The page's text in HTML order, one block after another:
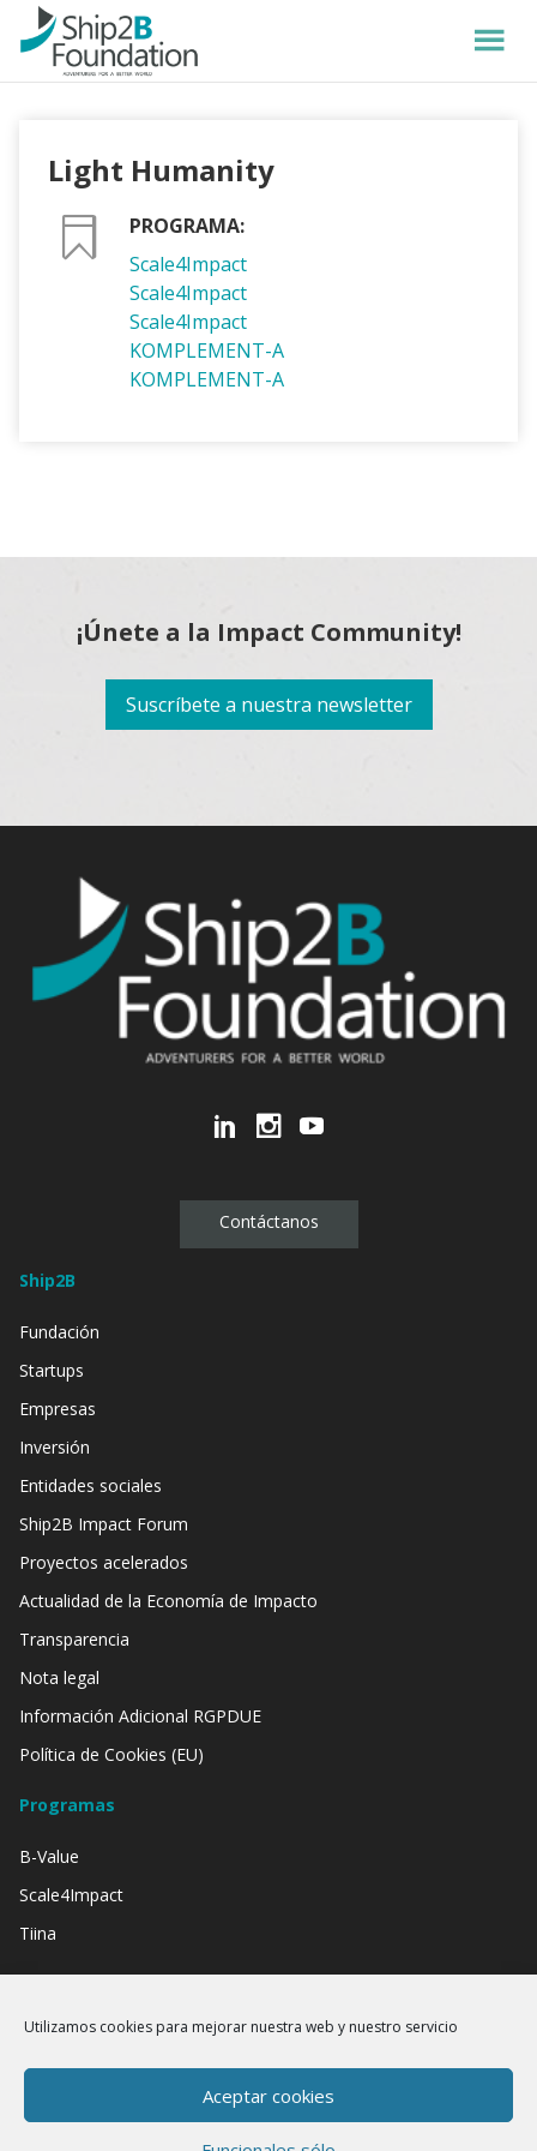
Utilizamos cookies para mejorar nuestra web y nuestro servicio
Aceptar cookies
Light Humanity
PROGRAMA:
Scale4Impact
Scale4Impact
Scale4Impact
KOMPLEMENT-A
KOMPLEMENT-A
¡Únete a la Impact Community!
Suscríbete a nuestra newsletter
Contáctanos
Ship2B
Fundación
Startups
Empresas
Inversión
Entidades sociales
Ship2B Impact Forum
Proyectos acelerados
Actualidad de la Economía de Impacto
Transparencia
Nota legal
Información Adicional RGPDUE
Política de Cookies (EU)
Programas
B-Value
Scale4Impact
Tiina